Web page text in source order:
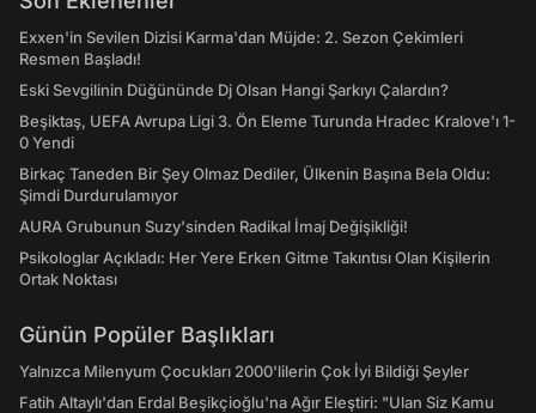
Exxen'in Sevilen Dizisi Karma'dan Müjde: 2. Sezon Çekimleri
Resmen Başladı!
Eski Sevgilinin Düğününde Dj Olsan Hangi Şarkıyı Çalardın?
Beşiktaş, UEFA Avrupa Ligi 3. Ön Eleme Turunda Hradec Kralove'ı 1-
0 Yendi
Birkaç Taneden Bir Şey Olmaz Dediler, Ülkenin Başına Bela Oldu:
Şimdi Durdurulamıyor
AURA Grubunun Suzy'sinden Radikal İmaj Değişikliği!
Psikologlar Açıkladı: Her Yere Erken Gitme Takıntısı Olan Kişilerin
Ortak Noktası
Günün Popüler Başlıkları
Yalnızca Milenyum Çocukları 2000'lilerin Çok İyi Bildiği Şeyler
Fatih Altaylı'dan Erdal Beşikçioğlu'na Ağır Eleştiri: "Ulan Siz Kamu